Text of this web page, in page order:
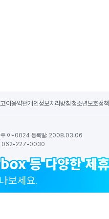
이용약관개인정보처리방침 청소년보호정책
주 아-0024 등록일: 2008.03.06
062-227-0030